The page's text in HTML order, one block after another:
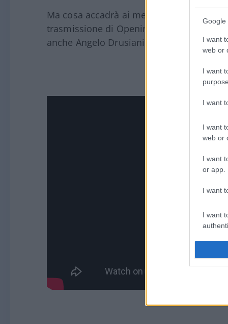
Google
I want
web or
I want
I want
I want
web or
I want
or app.
I want
I want
Ma cosa accadrà ai mercati? Quali
trasmissione di Opening Bell di oggi a
anche Angelo Drusiani e Riccardo Maria